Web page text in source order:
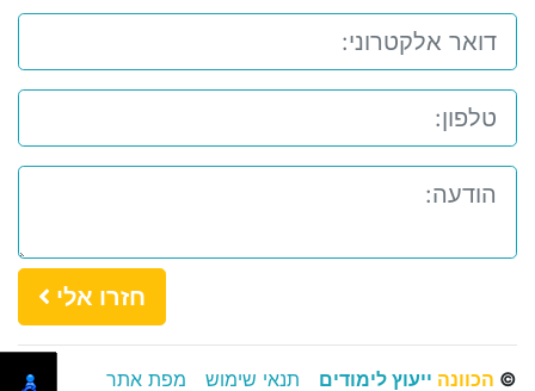
חזרו אלי
© הכוונה ייעוץ לימודים תנאי שימוש מפת אתר